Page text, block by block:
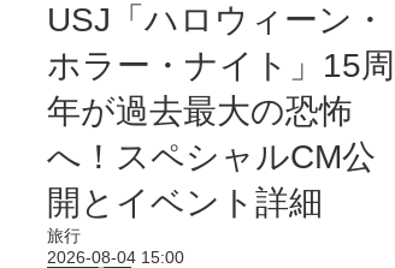
USJ「ハロウィーン・
ホラー・ナイト」15周
年が過去最大の恐怖
へ！スペシャルCM公
開とイベント詳細
旅行
2026-08-04 15:00